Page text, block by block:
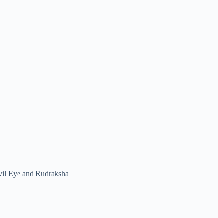
Eye and Rudraksha